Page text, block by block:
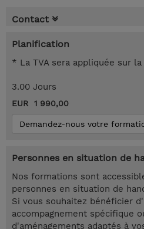
Contact
Planification
* La TVA sera appliquée sur
3.00 Jours
EUR 1 990,00
Demandez-nous votre
Personnes en situation de
Nos formations sont
personnes en situation de
Si vous souhaitez bénéficier
accompagnement spécifique
d'aménagements adaptés à